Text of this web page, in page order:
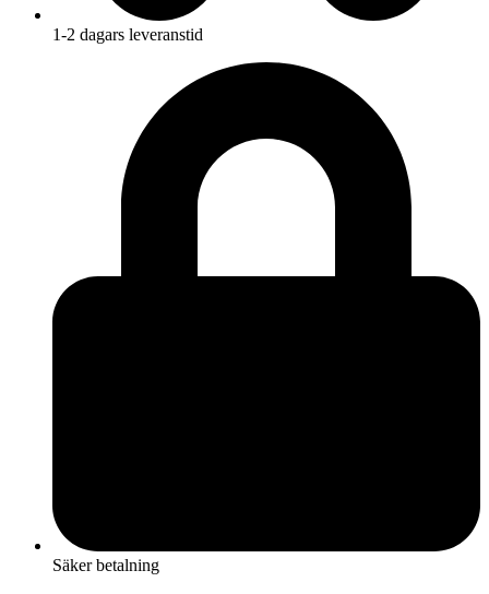
1-2 dagars leveranstid
Säker betalning